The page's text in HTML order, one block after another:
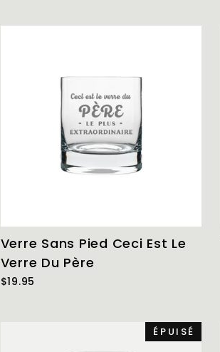
Verre Sans Pied Ceci Est Le
Verre Du Père
$19.95
ÉPUISÉ